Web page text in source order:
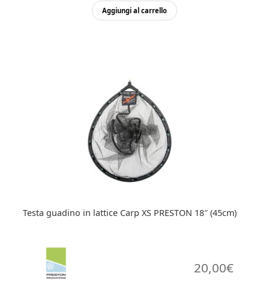
Aggiungi al carrello
Testa guadino in lattice Carp XS PRESTON 18″ (45cm)
20,00€